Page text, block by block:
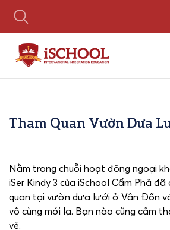
Tham Quan Vườn Dưa
Nằm trong chuỗi hoạt đông ngoại
iSer Kindy 3 của iSchool Cẩm Phả
quan tại vườn dưa lưới ở Vân Đồn
vô cùng mới lạ. Bạn nào cũng cảm
vẻ.